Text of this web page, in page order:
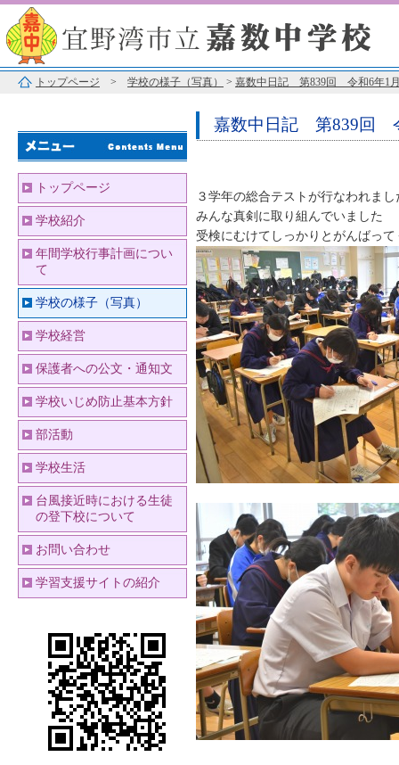
トップページ > 学校の様子（写真） > 嘉数中日記 第839回 令和6年1月
嘉数中日記 第839回
３学年の総合テストが行なわれまし
みんな真剣に取り組んでいました
受検にむけてしっかりとがんばって
トップページ
学校紹介
年間学校行事計画につい
て
学校の様子（写真）
学校経営
保護者への公文・通知文
学校いじめ防止基本方針
部活動
学校生活
台風接近時における生徒
の登下校について
お問い合わせ
学習支援サイトの紹介